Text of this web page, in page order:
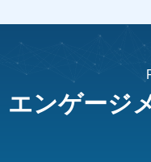
エンゲージ